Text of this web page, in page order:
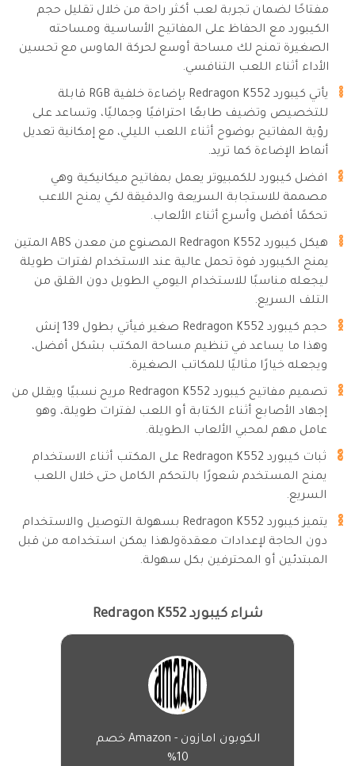
مفتاحًا لضمان تجربة لعب أكثر راحة من خلال تقليل حجم
الكيبورد مع الحفاظ على المفاتيح الأساسية ومساحته
الصغيرة تمنح لك مساحة أوسع لحركة الماوس مع تحسين
الأداء أثناء اللعب التنافسي.
يأتي كيبورد Redragon K552 بإضاءة خلفية RGB قابلة
للتخصيص وتضيف طابعًا احترافيًا وجماليًا، وتساعد على
رؤية المفاتيح بوضوح أثناء اللعب الليلي، مع إمكانية تعديل
أنماط الإضاءة كما تريد.
افضل كيبورد للكمبيوتر يعمل بمفاتيح ميكانيكية وهي
مصممة للاستجابة السريعة والدقيقة لكي يمنح اللاعب
تحكمًا أفضل وأسرع أثناء الألعاب.
هيكل كيبورد Redragon K552 المصنوع من معدن ABS المتين
يمنح الكيبورد قوة تحمل عالية عند الاستخدام لفترات طويلة
ليجعله مناسبًا للاستخدام اليومي الطويل دون القلق من
التلف السريع.
حجم كيبورد Redragon K552 صغير فيأتي بطول 139 إنش
وهذا ما يساعد في تنظيم مساحة المكتب بشكل أفضل،
ويجعله خيارًا مثاليًا للمكاتب الصغيرة.
تصميم مفاتيح كيبورد Redragon K552 مريح نسبيًا ويقلل من
إجهاد الأصابع أثناء الكتابة أو اللعب لفترات طويلة، وهو
عامل مهم لمحبي الألعاب الطويلة.
ثبات كيبورد Redragon K552 على المكتب أثناء الاستخدام
يمنح المستخدم شعورًا بالتحكم الكامل حتى خلال اللعب
السريع.
يتميز كيبورد Redragon K552 بسهولة التوصيل والاستخدام
دون الحاجة لإعدادات معقدةولهذا يمكن استخدامه من قبل
المبتدئين أو المحترفين بكل سهولة.
شراء كيبورد Redragon K552
الكوبون امازون - Amazon خصم
10%